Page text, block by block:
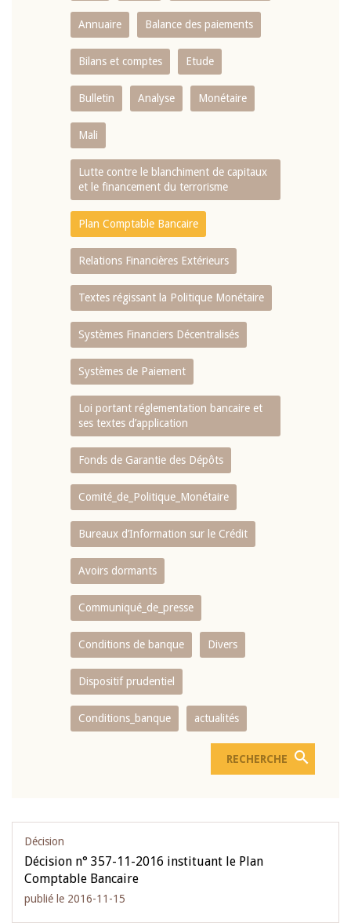
Annuaire Balance des paiements
Bilans et comptes Etude
Bulletin Analyse Monétaire
Mali
Lutte contre le blanchiment de capitaux
et le financement du terrorisme
Plan Comptable Bancaire
Relations Financières Extérieurs
Textes régissant la Politique Monétaire
Systèmes Financiers Décentralisés
Systèmes de Paiement
Loi portant réglementation bancaire et
ses textes d’application
Fonds de Garantie des Dépôts
Comité_de_Politique_Monétaire
Bureaux d’Information sur le Crédit
Avoirs dormants
Communiqué_de_presse
Conditions de banque Divers
Dispositif prudentiel
Conditions_banque actualités
Décision
Décision n° 357-11-2016 instituant le Plan
Comptable Bancaire
publié le 2016-11-15